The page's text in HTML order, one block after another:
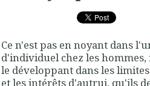
Ce n'est pas en noyant dans
d'individuel chez les
le développant dans les
et les intérêts d'autrui, qu'ils